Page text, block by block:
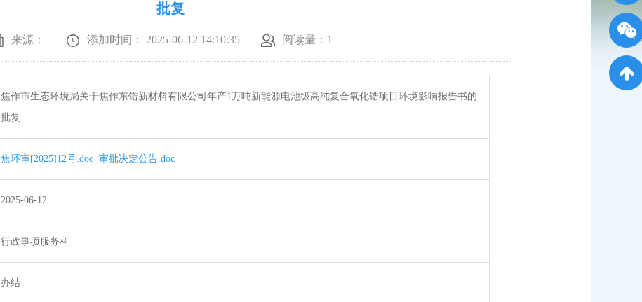
批复
来源： 添加时间： 2025-06-12 14:10:35 阅读量： 1
焦作市生态环境局关于焦作东锆新材料有限公司年产1万吨新能源电池级高纯复合氧化锆项目环境影响报告书的
批复
焦环审[2025]12号.doc 审批决定公告.doc
2025-06-12
行政事项服务科
办结